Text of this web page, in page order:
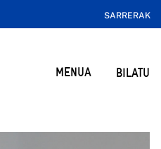
SARRERAK
MENUA BILATU